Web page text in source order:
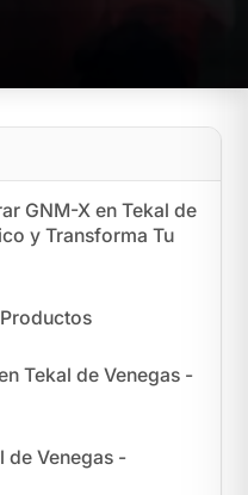
GNM-X en Tekal de
y Transforma Tu
Tekal de Venegas -
de Venegas -